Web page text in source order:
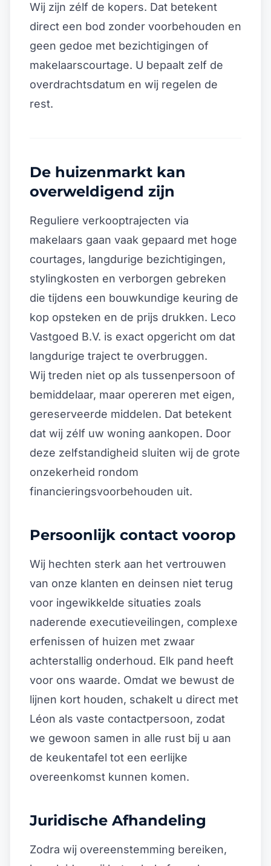
Wij zijn zélf de kopers. Dat betekent
direct een bod zonder voorbehouden en
geen gedoe met bezichtigingen of
makelaarscourtage. U bepaalt zelf de
overdrachtsdatum en wij regelen de
rest.
De huizenmarkt kan
overweldigend zijn
Reguliere verkooptrajecten via
makelaars gaan vaak gepaard met hoge
courtages, langdurige bezichtigingen,
stylingkosten en verborgen gebreken
die tijdens een bouwkundige keuring de
kop opsteken en de prijs drukken. Leco
Vastgoed B.V. is exact opgericht om dat
langdurige traject te overbruggen.
Wij treden niet op als tussenpersoon of
bemiddelaar, maar opereren met eigen,
gereserveerde middelen. Dat betekent
dat wij zélf uw woning aankopen. Door
deze zelfstandigheid sluiten wij de grote
onzekerheid rondom
financieringsvoorbehouden uit.
Persoonlijk contact voorop
Wij hechten sterk aan het vertrouwen
van onze klanten en deinsen niet terug
voor ingewikkelde situaties zoals
naderende executieveilingen, complexe
erfenissen of huizen met zwaar
achterstallig onderhoud. Elk pand heeft
voor ons waarde. Omdat we bewust de
lijnen kort houden, schakelt u direct met
Léon als vaste contactpersoon, zodat
we gewoon samen in alle rust bij u aan
de keukentafel tot een eerlijke
overeenkomst kunnen komen.
Juridische Afhandeling
Zodra wij overeenstemming bereiken,